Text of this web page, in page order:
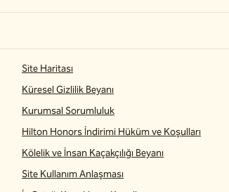
Site Haritası
Küresel Gizlilik Beyanı
Kurumsal Sorumluluk
Hilton Honors İndirimi Hüküm ve Koşulları
Kölelik ve İnsan Kaçakçılığı Beyanı
Site Kullanım Anlaşması